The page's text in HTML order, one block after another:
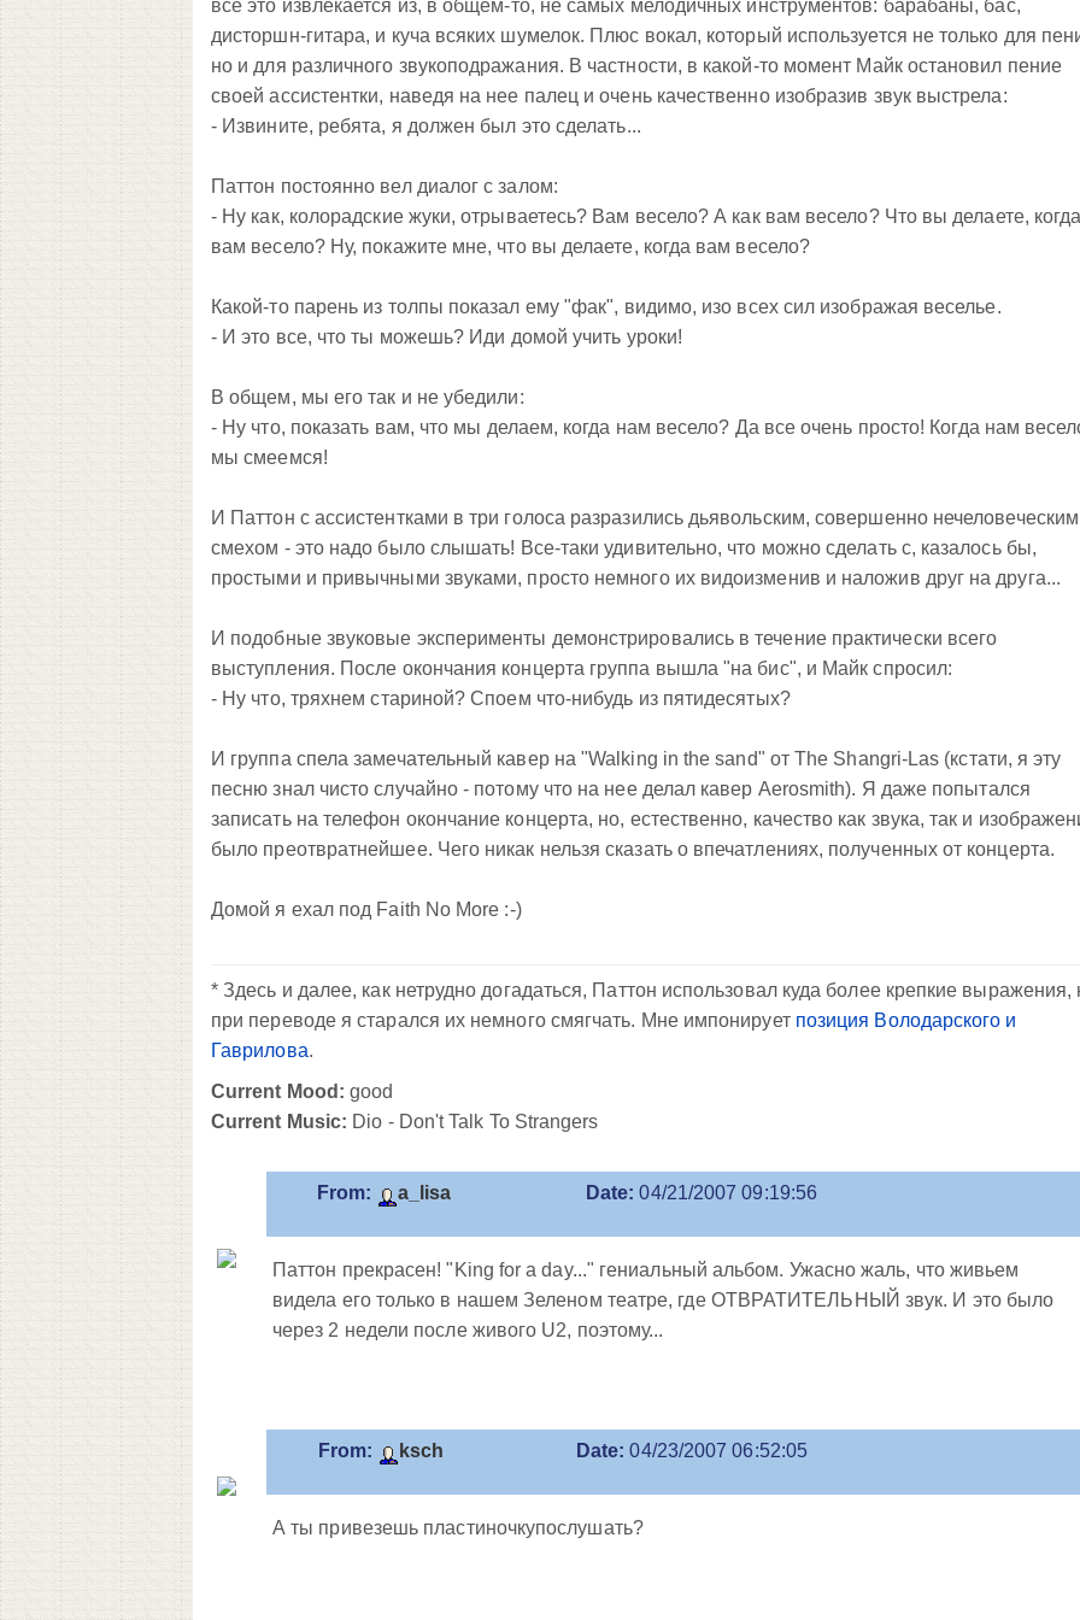
все это извлекается из, в общем-то, не самых мелодичных инструментов: барабаны, бас,
дисторшн-гитара, и куча всяких шумелок. Плюс вокал, который используется не только для
но и для различного звукоподражания. В частности, в какой-то момент Майк остановил пение
своей ассистентки, наведя на нее палец и очень качественно изобразив звук выстрела:
- Извините, ребята, я должен был это сделать...
Паттон постоянно вел диалог с залом:
- Ну как, колорадские жуки, отрываетесь? Вам весело? А каквам весело? Что вы делаете,
вам весело? Ну, покажите мне, что вы делаете, когда вам весело?
Какой-то парень из толпы показал ему "фак", видимо, изо всех сил изображая веселье.
- И это все, что ты можешь? Иди домой учить уроки!
В общем, мы его так и не убедили:
- Ну что, показать вам, что мы делаем, когда нам весело? Да все очень просто! Когда нам
мысмеемся!
И Паттон с ассистентками в три голоса разразились дьявольским, совершенно нечеловеческим
смехом - это надо было слышать! Все-таки удивительно, что можно сделать с, казалось бы,
простыми и привычными звуками, просто немного их видоизменив и наложив друг на друга...
И подобные звуковые эксперименты демонстрировались в течение практически всего
выступления. После окончания концерта группа вышла "на бис", и Майк спросил:
- Ну что, тряхнем стариной? Споем что-нибудь из пятидесятых?
И группа спела замечательный кавер на "Walking in the sand" от The Shangri-Las (кстати, я эту
песню знал чисто случайно - потому что на нее делал кавер Aerosmith). Я даже попытался
записать на телефон окончание концерта, но, естественно, качество как звука, так и
было преотвратнейшее. Чего никак нельзя сказать о впечатлениях, полученных от концерта.
Домой я ехал под Faith No More :-)
* Здесь и далее, как нетрудно догадаться, Паттон использовал куда более крепкие выражения,
при переводе я старался их немного смягчать. Мне импонирует позиция Володарского и
Гаврилова.
Current Mood: good
Current Music: Dio - Don't Talk To Strangers
From: a_lisa Date: 04/21/2007 09:19:56
Паттон прекрасен! "King for a day..." гениальный альбом. Ужасно жаль, что живьем
видела его только в нашем Зеленом театре, где ОТВРАТИТЕЛЬНЫЙ звук. И это было
через 2 недели после живого U2, поэтому...
From: ksch Date: 04/23/2007 06:52:05
А ты привезешь пластиночкупослушать?